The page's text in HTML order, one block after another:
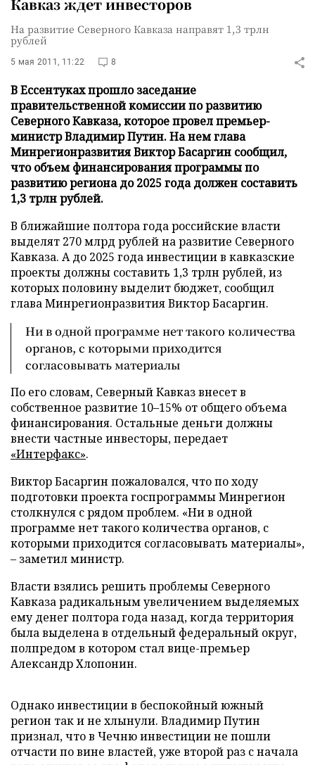
Кавказ ждет инвесторов
На развитие Северного Кавказа направят 1,3 трлн
рублей
5 мая 2011, 11:22 8
В Ессентуках прошло заседание
правительственной комиссии по развитию
Северного Кавказа, которое провел премьер-
министр Владимир Путин. На нем глава
Минрегионразвития Виктор Басаргин сообщил,
что объем финансирования программы по
развитию региона до 2025 года должен составить
1,3 трлн рублей.
В ближайшие полтора года российские власти
выделят 270 млрд рублей на развитие Северного
Кавказа. А до 2025 года инвестиции в кавказские
проекты должны составить 1,3 трлн рублей, из
которых половину выделит бюджет, сообщил
глава Минрегионразвития Виктор Басаргин.
Ни в одной программе нет такого количества
органов, с которыми приходится
согласовывать материалы
По его словам, Северный Кавказ внесет в
собственное развитие 10–15% от общего объема
финансирования. Остальные деньги должны
внести частные инвесторы, передает
«Интерфакс».
Виктор Басаргин пожаловался, что по ходу
подготовки проекта госпрограммы Минрегион
столкнулся с рядом проблем. «Ни в одной
программе нет такого количества органов, с
которыми приходится согласовывать материалы»,
– заметил министр.
Власти взялись решить проблемы Северного
Кавказа радикальным увеличением выделяемых
ему денег полтора года назад, когда территория
была выделена в отдельный федеральный округ,
полпредом в котором стал вице-премьер
Александр Хлопонин.
Однако инвестиции в беспокойный южный
регион так и не хлынули. Владимир Путин
признал, что в Чечню инвестиции не пошли
отчасти по вине властей, уже второй раз с начала